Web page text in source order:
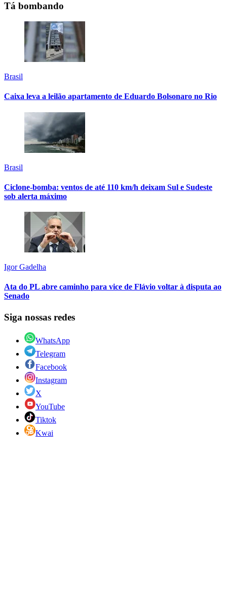
Tá bombando
Brasil
Caixa leva a leilão apartamento de Eduardo Bolsonaro no Rio
Brasil
Ciclone-bomba: ventos de até 110 km/h deixam Sul e Sudeste
sob alerta máximo
Igor Gadelha
Ata do PL abre caminho para vice de Flávio voltar à disputa ao
Senado
Siga nossas redes
WhatsApp
Telegram
Facebook
Instagram
X
YouTube
Tiktok
Kwai